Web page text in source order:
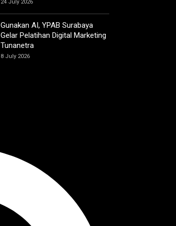
24 July 2026
Gunakan AI, YPAB Surabaya
Gelar Pelatihan Digital Marketing
Tunanetra
8 July 2026